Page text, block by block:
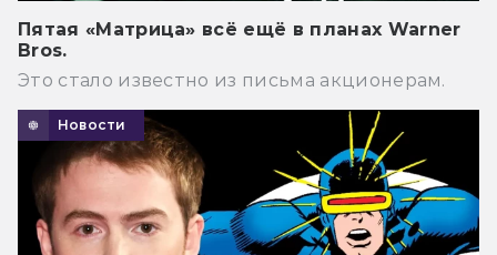
Пятая «Матрица» всё ещё в планах Warner
Bros.
Это стало известно из письма акционерам.
Новости